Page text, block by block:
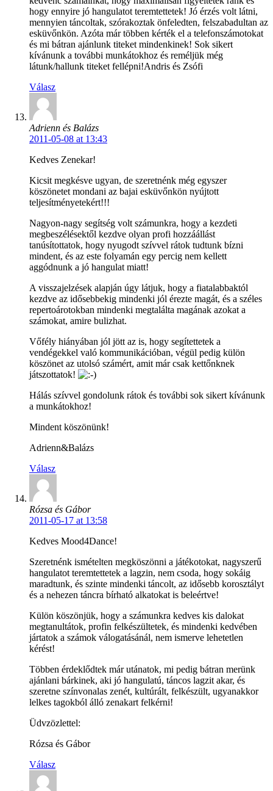
hogy ennyire jó hangulatot teremtettetek! Jó érzés volt látni,
mennyien táncoltak, szórakoztak önfeledten, felszabadultan az
esküvőnkön. Azóta már többen kérték el a telefonszámotokat
és mi bátran ajánlunk titeket mindenkinek! Sok sikert
kívánunk a további munkátokhoz és reméljük még
látunk/hallunk titeket fellépni!Andris és Zsófi
Válasz
Adrienn és Balázs
2011-05-08 at 13:43
Kedves Zenekar!
Kicsit megkésve ugyan, de szeretnénk még egyszer
köszönetet mondani az bajai esküvőnkön nyújtott
teljesítményetekért!!!
Nagyon-nagy segítség volt számunkra, hogy a kezdeti
megbeszélésektől kezdve olyan profi hozzáállást
tanúsítottatok, hogy nyugodt szívvel rátok tudtunk bízni
mindent, és az este folyamán egy percig nem kellett
aggódnunk a jó hangulat miatt!
A visszajelzések alapján úgy látjuk, hogy a fiatalabbaktól
kezdve az idősebbekig mindenki jól érezte magát, és a széles
repertoárotokban mindenki megtalálta magának azokat a
számokat, amire bulizhat.
Vőfély hiányában jól jött az is, hogy segítettetek a
vendégekkel való kommunikációban, végül pedig külön
köszönet az utolsó számért, amit már csak kettőnknek
játszottatok!
Hálás szívvel gondolunk rátok és további sok sikert kívánunk
a munkátokhoz!
Mindent köszönünk!
Adrienn&Balázs
Válasz
Rózsa és Gábor
2011-05-17 at 13:58
Kedves Mood4Dance!
Szeretnénk ismételten megköszönni a játékotokat, nagyszerű
hangulatot teremtettetek a lagzin, nem csoda, hogy sokáig
maradtunk, és szinte mindenki táncolt, az idősebb korosztályt
és a nehezen táncra bírható alkatokat is beleértve!
Külön köszönjük, hogy a számunkra kedves kis dalokat
megtanultátok, profin felkészültetek, és mindenki kedvében
jártatok a számok válogatásánál, nem ismerve lehetetlen
kérést!
Többen érdeklődtek már utánatok, mi pedig bátran merünk
ajánlani bárkinek, aki jó hangulatú, táncos lagzit akar, és
szeretne színvonalas zenét, kultúrált, felkészült, ugyanakkor
lelkes tagokból álló zenakart felkérni!
Üdvzözlettel:
Rózsa és Gábor
Válasz